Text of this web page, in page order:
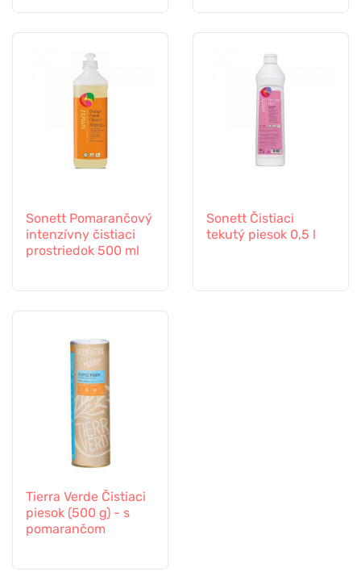
Sonett Pomarančový
intenzívny čistiaci
prostriedok 500 ml
Sonett Čistiaci
tekutý piesok 0,5 l
Tierra Verde Čistiaci
piesok (500 g) - s
pomarančom